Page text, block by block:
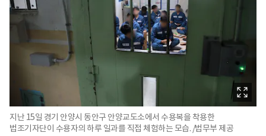
지난 15일 경기 안양시 동안구 안양교도소에서 수용복을 착용한
법조기자단이 수용자의 하루 일과를 직접 체험하는 모습. /법무부 제공